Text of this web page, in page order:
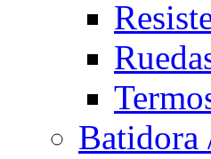
Batidora